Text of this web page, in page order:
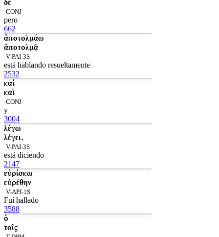
δὲ
CONJ
pero
662
ἀποτολμάω
ἀποτολμᾷ
V-PAI-3S
está hablando resueltamente
2532
καί
καὶ
CONJ
y
3004
λέγω
λέγει,
V-PAI-3S
está diciendo
2147
εὑρίσκω
εὑρέθην
V-API-1S
Fuí hallado
3588
ὁ
τοῖς